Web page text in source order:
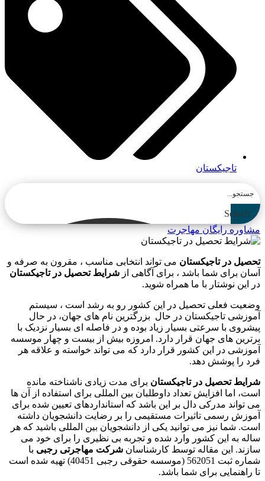
تاجیکستان
Search
مشاوره رایگان مهاجرت
تحصیل در تاجیکستان می تواند انتخابی مناسب ، مقرون به صرفه و
آسان برای شما باشد ، برای آگاهی از شرایط تحصیل در تاجیکستان
در این نوشتار با ما همراه شوید.
وضعیت فعلی تحصیل در این کشور رو به رشد است ، سیستم
آموزشی تاجیکستان در حال بزرگترین نام های جهان، در حال
پیشروی با سرعتی بسیار زیاد بوده و در فاصله ای بسیار نزدیک با
برترین های جهان قرار دارد. امروزه بیش از بیست و چهار موسسه
آموزشی در این کشور قرار دارد که می تواند خواسته و علاقه هر
فرد را پوشش دهد.
شرایط تحصیل در تاجیکستان برای مدت زیادی ناشناخته مانده
است، اما افزایش تعداد داوطلبان بین المللی برای استفاده از آن ها
می تواند مدرکی دال بر این باشد که استانداردهای تعیین شده برای
آموزش رسمی تاثیرات مستقیمی را بر رضایت دانشجویان داشته
است. شما نیز می توانید یکی از دانشجویان بین المللی باشید که هر
ساله به این کشور وارد شده و تجربه بی نظیری را برای خود می
سازند. این مقاله توسط کارشناسان شرکت مهاجرتی رجبی با
شماره ثبت 562051 (موسسه حقوقی رجبی 40451) تهیه شده است
تا راهنمایی برای شما باشد.